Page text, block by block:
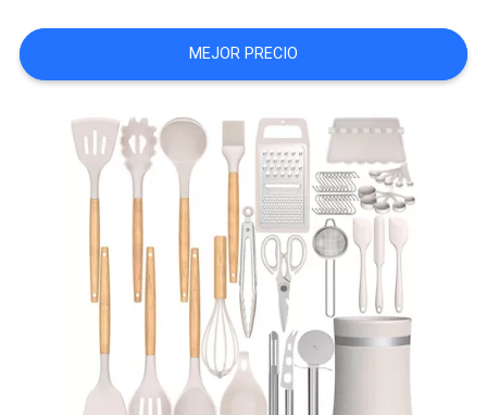
PIDA
UNA
MEJOR PRECIO